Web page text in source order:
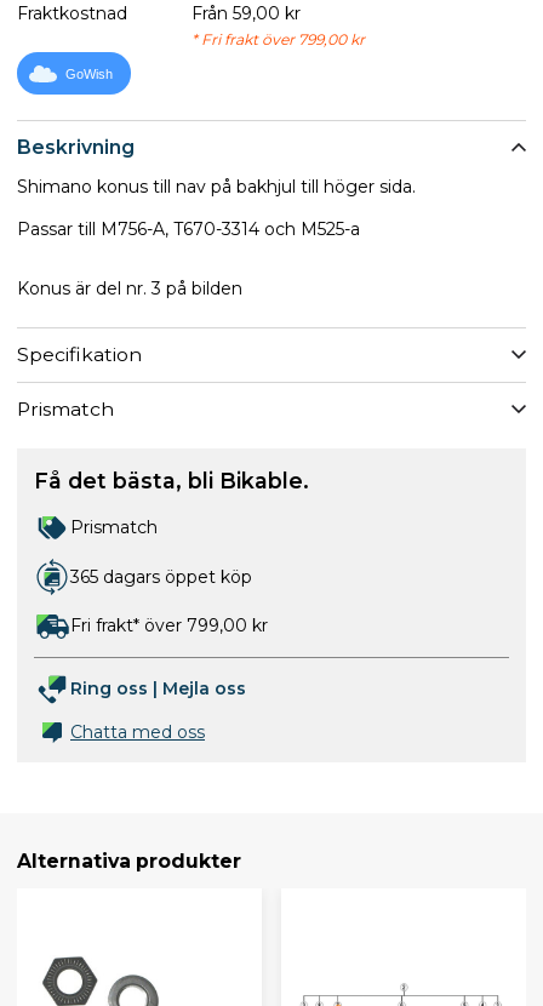
Beskrivning
Shimano konus till nav på bakhjul till höger sida.
Passar till M756-A, T670-3314 och M525-a
Konus är del nr. 3 på bilden
Specifikation
Prismatch
Fraktkostnad
Från 59,00 kr
* Fri frakt över 799,00 kr
GoWish
Få det bästa, bli Bikable.
Prismatch
365 dagars öppet köp
Fri frakt* över 799,00 kr
Ring oss | Mejla oss
Chatta med oss
Alternativa produkter